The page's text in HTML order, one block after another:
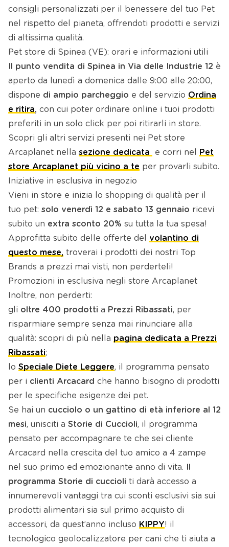
consigli personalizzati per il benessere del tuo Pet
nel rispetto del pianeta, offrendoti prodotti e servizi
di altissima qualità.
Pet store di Spinea (VE): orari e informazioni utili
Il punto vendita di Spinea in Via delle Industrie 12 è
aperto da lunedì a domenica dalle 9:00 alle 20:00,
dispone di ampio parcheggio e del servizio Ordina
e ritira, con cui poter ordinare online i tuoi prodotti
preferiti in un solo click per poi ritirarli in store.
Scopri gli altri servizi presenti nei Pet store
Arcaplanet nella sezione dedicata e corri nel
Pet
store Arcaplanet più vicino a te per provarli subito.
Iniziative in esclusiva in negozio
Vieni in store e inizia lo shopping di qualità per il
tuo pet: solo venerdì 12 e sabato 13 gennaio ricevi
subito un extra sconto 20% su tutta la tua spesa!
Approfitta subito delle offerte del volantino di
questo mese, troverai i prodotti dei nostri Top
Brands a prezzi mai visti, non perderteli!
Promozioni in esclusiva negli store Arcaplanet
Inoltre, non perderti:
gli oltre 400 prodotti a Prezzi Ribassati, per
risparmiare sempre senza mai rinunciare alla
qualità: scopri di più nella pagina dedicata a Prezzi
Ribassati;
lo Speciale Diete Leggere, il programma pensato
per i clienti Arcacard che hanno bisogno di prodotti
per le specifiche esigenze dei pet.
Se hai un cucciolo o un gattino di età inferiore al 12
mesi, unisciti a Storie di Cuccioli, il programma
pensato per accompagnare te che sei cliente
Arcacard nella crescita del tuo amico a 4 zampe
nel suo primo ed emozionante anno di vita.
programma Storie di cuccioli ti darà accesso a
innumerevoli vantaggi tra cui sconti esclusivi sia sui
prodotti alimentari sia sul primo acquisto di
accessori, da quest’anno incluso KIPPY! il
tecnologico geolocalizzatore per cani che ti aiuta a